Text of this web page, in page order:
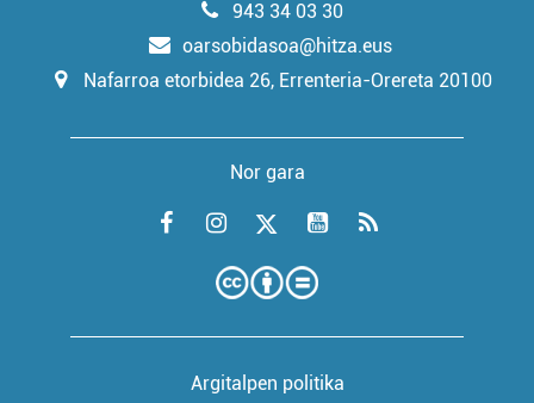
943 34 03 30
oarsobidasoa@hitza.eus
Nafarroa etorbidea 26, Errenteria-Orereta 20100
Nor gara
Argitalpen politika